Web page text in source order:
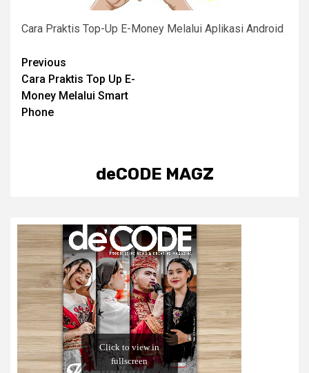
Cara Praktis Top-Up E-Money Melalui Aplikasi Android
Post
navigation
Previous
Cara Praktis Top Up E-
Money Melalui Smart
Phone
deCODE MAGZ